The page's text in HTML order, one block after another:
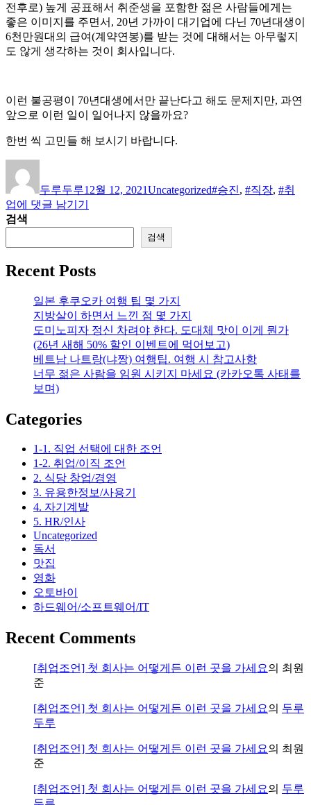
전후로) 높게 공표해서 취준생을 포함한 젊은 사람들에게는
좋은 이미지를 주면서, 20년 가까이 대기업에 다닌 70년대생이
6천만원대의 급여(계약연봉)를 받는 것에 대해서는 아무렇지
도 않게 생각하는 것이 회사입니다.
이런 불공평이 70년대생에서만 끝난다고 해도 문제지만, 과연
앞으로 이런 일이 일어나지 않을까요?
한번 씩 고민들 해 보시기 바랍니다.
이
두루두루일
자
12월 12, 2021고
Uncategorized#승진, #직장, #취
업소
외
70
대
러
이
생
각
하
는
게
아
닐
수
도
있
습
다.)
에 댓글 남기기
검색
검색
Recent Posts
일본 후쿠오카 여행 팁 몇 가지
지방살이 하면서 느낀 점 몇 가지
도미노피자 정신 차려야 한다. 도대체 맛이 이게 뭔가
(26년 새해 50% 할인 이벤트에 먹어보고)
베트남 나트랑(냐짱) 여행팁. 여행 시 참고사항
너무 젊은 사람을 임원 시키지 마세요 (카카오톡 사태를
보며)
Categories
1-1. 직업 선택에 대한 조언
1-2. 취업/이직 조언
2. 식당 창업/경영
3. 유용한정보/사용기
4. 자기계발
5. HR/인사
Uncategorized
독서
맛집
영화
오토바이
하드웨어/소프트웨어/IT
Recent Comments
[취업조언] 첫 회사는 어떻게든 이런 곳을 가세요의 최원
준
[취업조언] 첫 회사는 어떻게든 이런 곳을 가세요의 두루
두루
[취업조언] 첫 회사는 어떻게든 이런 곳을 가세요의 최원
준
[취업조언] 첫 회사는 어떻게든 이런 곳을 가세요의 두루